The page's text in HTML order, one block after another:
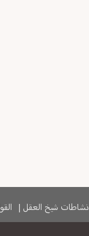
نشاطات شيخ العقل |